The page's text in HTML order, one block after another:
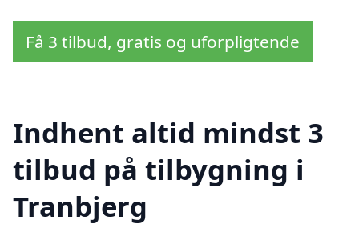
Få 3 tilbud, gratis og uforpligtende
Indhent altid mindst 3
tilbud på tilbygning i
Tranbjerg